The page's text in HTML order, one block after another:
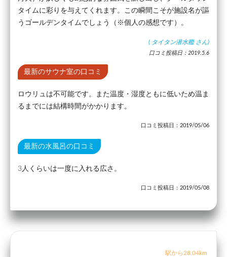
タイムに彩りを与えてくれます。この瞬間こそが施設名が謳
うゴールデンタイムでしょう（※個人の感想です）。
( タイタン潜水艦 さん)
口コミ投稿日：2019.5.6
最新のサウナ室の口コミ
ロウリュは不可能です。また温度・湿度ともに低いため温ま
るまでには結構時間がかかります。
口コミ投稿日：2019/05/06
最新の水風呂の口コミ
3人くらいは一度に入れる広さ。
口コミ投稿日：2019/05/08
駅から28.04km